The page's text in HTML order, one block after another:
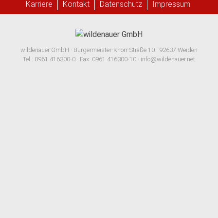
Karriere Kontakt Datenschutz Impressum
wildenauer GmbH · Bürgermeister-Knorr-Straße 10 · 92637 Weiden
Tel.: 0961 416300-0 · Fax: 0961 416300-10 · info@wildenauer.net